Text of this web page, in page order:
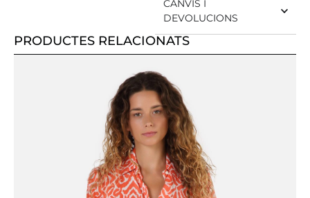
CANVIS I
DEVOLUCIONS
PRODUCTES RELACIONATS